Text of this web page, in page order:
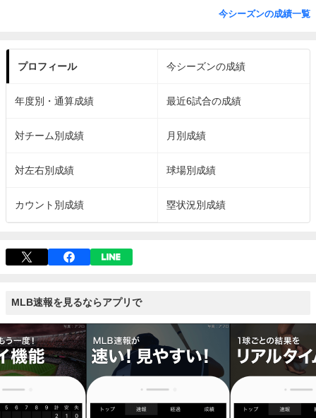
今シーズンの成績一覧
プロフィール 今シーズンの成績
年度別・通算成績 最近6試合の成績
対チーム別成績 月別成績
対左右別成績 球場別成績
カウント別成績 塁状況別成績
MLB速報を見るならアプリで